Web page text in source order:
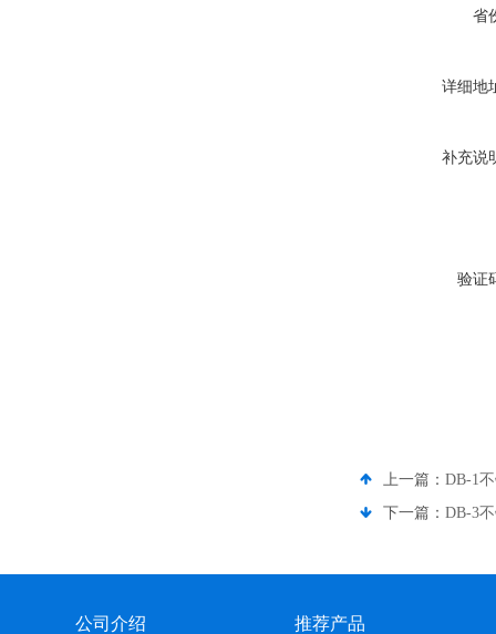
省
详细地
补充说
验证
上一篇： DB-1
下一篇： DB-3
公司介绍 推荐产品